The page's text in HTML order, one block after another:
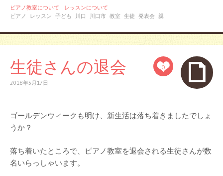
ピアノ教室について
レッスンについて
ピアノ
レッスン 子ども 川口 川口市 教室 生徒 発表会 親
0
生徒さんの退会
2018年5月17日
ゴールデンウィークも明け、新生活は落ち着きましたでしょ
うか？
落ち着いたところで、ピアノ教室を退会される生徒さんが数
名いらっしゃいます。